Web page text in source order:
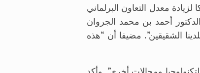
معدل التعاون البرلماني
أحمد بن محمد الجروان
الشقيقين”. مضيفا أن “هذه